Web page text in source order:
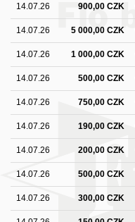
14.07.26 900,00 CZK
14.07.26 5 000,00 CZK
14.07.26 1 000,00 CZK
14.07.26 500,00 CZK
14.07.26 750,00 CZK
14.07.26 190,00 CZK
14.07.26 200,00 CZK
14.07.26 500,00 CZK
14.07.26 300,00 CZK